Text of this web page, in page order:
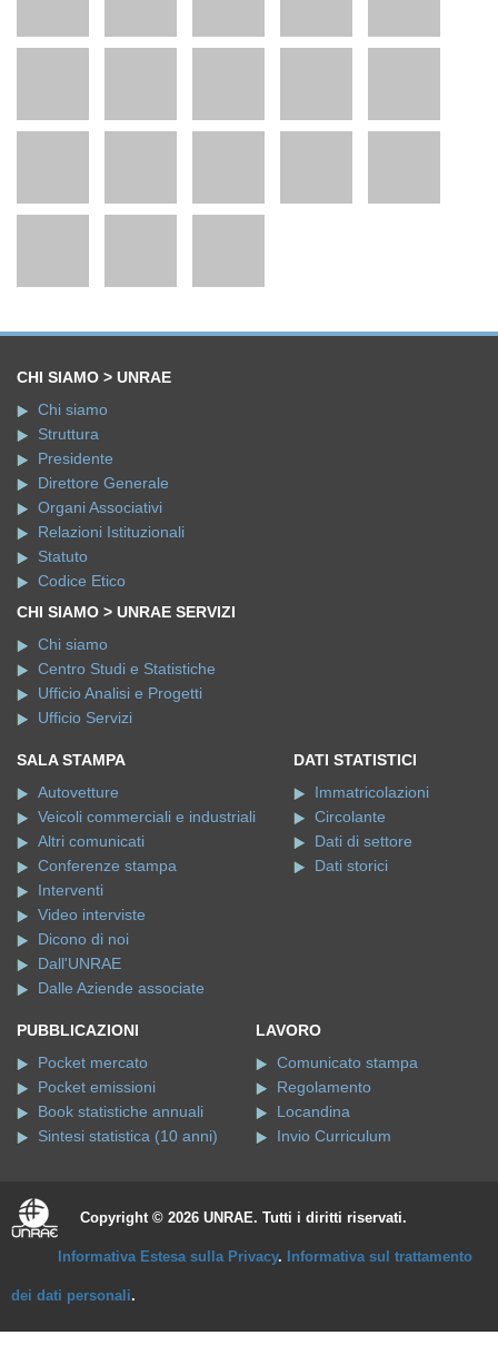
CHI SIAMO > UNRAE
Chi siamo
Struttura
Presidente
Direttore Generale
Organi Associativi
Relazioni Istituzionali
Statuto
Codice Etico
CHI SIAMO > UNRAE SERVIZI
Chi siamo
Centro Studi e Statistiche
Ufficio Analisi e Progetti
Ufficio Servizi
SALA STAMPA
Autovetture
Veicoli commerciali e industriali
Altri comunicati
Conferenze stampa
Interventi
Video interviste
Dicono di noi
Dall'UNRAE
Dalle Aziende associate
DATI STATISTICI
Immatricolazioni
Circolante
Dati di settore
Dati storici
PUBBLICAZIONI
Pocket mercato
Pocket emissioni
Book statistiche annuali
Sintesi statistica (10 anni)
LAVORO
Comunicato stampa
Regolamento
Locandina
Invio Curriculum
Copyright © 2026 UNRAE. Tutti i diritti riservati.
Informativa Estesa sulla Privacy. Informativa sul trattamento
dei dati personali.